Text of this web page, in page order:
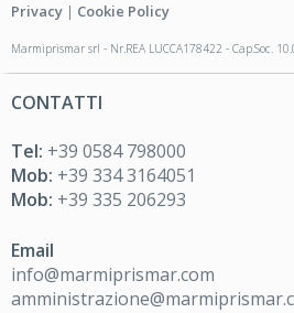
Privacy | Cookie Policy
Marmiprismar srl - Nr.REA LUCCA178422 - Cap.Soc.
CONTATTI
Tel: +39 0584 798000
Mob: +39 334 3164051
Mob: +39 335 206293
Email
info@marmiprismar.com